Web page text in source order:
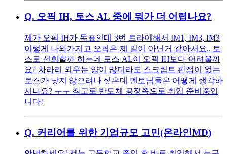
Q. 오픽 IH, 토스 AL 중에 뭐가 더 어렵나요?
제가 오픽 IH가 목표인데 3번 트라이해서 IM1, IM3, IM3
이렇게 나와가지고 오픽은 제 길이 아닌거 같아서요.. 토
스로 선회할까 하는데 토스 AL이 오픽 IH보다 어려울까
요? 차라리 외우는 양이 많더라도 스크립트 판정이 없는
토스가 낫지 않으려나 싶은데 멘토님들은 어떻게 생각하
시나요? ㅜㅜ 참고로 반도체 공정쪽으로 취업 준비중입
니다!
Q. 커리어를 위한 기업규모 고민(온라인MD)